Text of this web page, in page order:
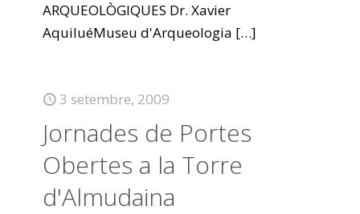
ARQUEOLÒGIQUES Dr. Xavier
AquiluéMuseu d'Arqueologia […]
3 setembre, 2009
Jornades de Portes
Obertes a la Torre
d'Almudaina